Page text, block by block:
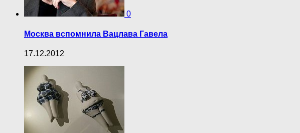
0
Москва вспомнила Вацлава Гавела
17.12.2012